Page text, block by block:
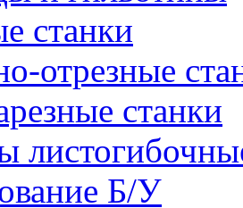
станки
отрезные
станки
Б/У